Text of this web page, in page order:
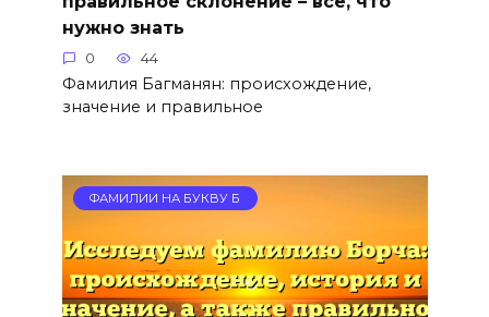
нужно знать
0 44
Фамилия Багманян: происхождение,
значение и правильное
ФАМИЛИИ НА БУКВУ Б